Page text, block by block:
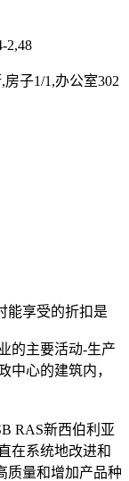
2,48
房子1/1,办公室302
能享受的折扣是
的主要活动-生产
中心的建筑内，
RAS新西伯利亚
在系统地改进和
质量和增加产品种